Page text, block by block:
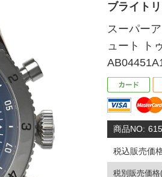
ブライト
スーパー
ュート ト
商品NO:
税込販売価
税別販売価格(